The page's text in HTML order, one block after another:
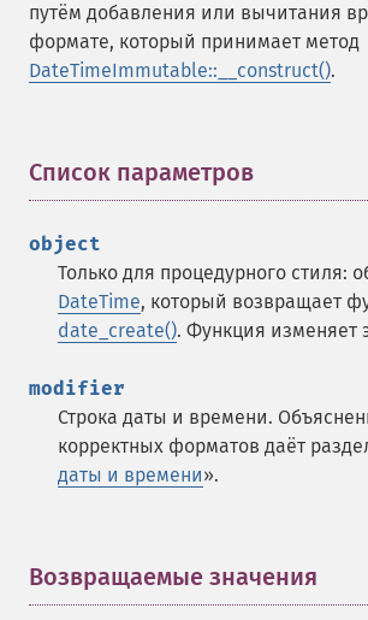
путём добавления или вычитания
формате, который принимает метод
DateTimeImmutable::__construct().
Список параметров
object
Только для процедурного стиля:
DateTime, который возвращает
date_create(). Функция изменяет
modifier
Строка даты и времени.
корректных форматов даёт
даты и времени».
Возвращаемые значения